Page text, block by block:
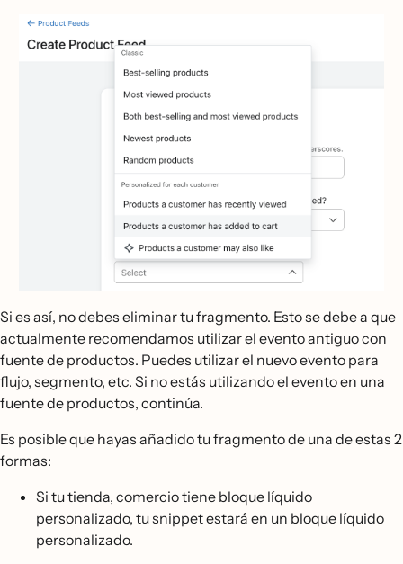
Si es así, no debes eliminar tu fragmento. Esto se debe a que
actualmente recomendamos utilizar el evento antiguo con
fuente de productos. Puedes utilizar el nuevo evento para
flujo, segmento, etc. Si no estás utilizando el evento en una
fuente de productos, continúa.
Es posible que hayas añadido tu fragmento de una de estas 2
formas:
Si tu tienda, comercio tiene bloque líquido
personalizado, tu snippet estará en un bloque líquido
personalizado.